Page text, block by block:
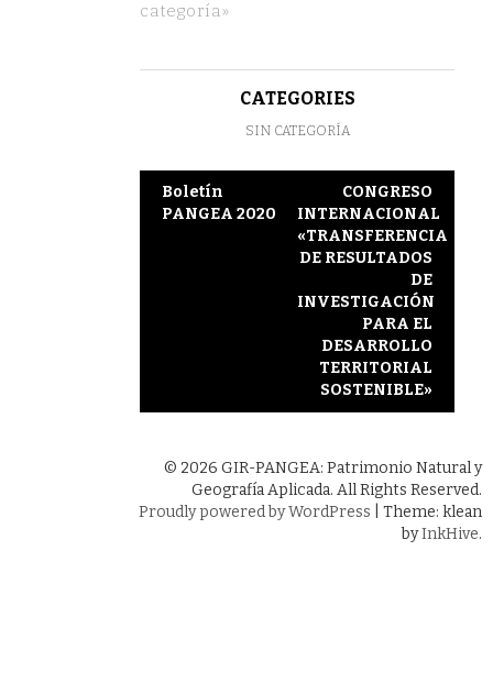
categoría»
CATEGORIES
SIN CATEGORÍA
Post
navigation
Boletín
PANGEA 2020
CONGRESO
INTERNACIONAL
«TRANSFERENCIA
DE RESULTADOS
DE
INVESTIGACIÓN
PARA EL
DESARROLLO
TERRITORIAL
SOSTENIBLE»
© 2026 GIR-PANGEA: Patrimonio Natural y
Geografía Aplicada. All Rights Reserved.
Proudly powered by WordPress
Theme: klean
byInkHive.